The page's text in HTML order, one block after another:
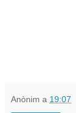
Anònim a 19:07